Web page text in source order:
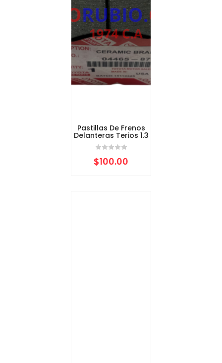
Pastillas De Frenos
Delanteras Terios 1.3
$100.00